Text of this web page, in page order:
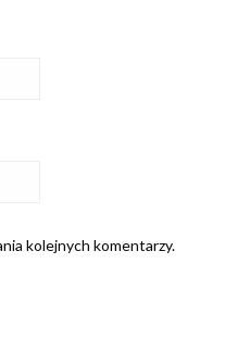
kolejnych komentarzy.